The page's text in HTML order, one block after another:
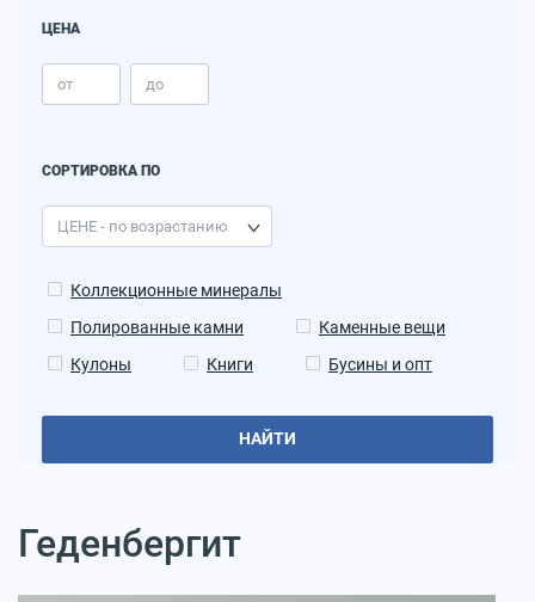
ЦЕНА
СОРТИРОВКА ПО
Коллекционные минералы
Полированные камни
Каменные вещи
Кулоны
Книги Бусины и опт
НАЙТИ
Геденбергит